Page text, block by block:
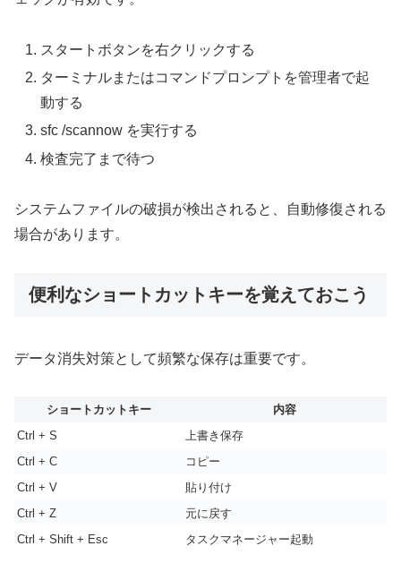
スタートボタンを右クリックする
ターミナルまたはコマンドプロンプトを管理者で起
動する
sfc /scannow を実行する
検査完了まで待つ
システムファイルの破損が検出されると、自動修復される
場合があります。
便利なショートカットキーを覚えておこう
データ消失対策として頻繁な保存は重要です。
ショートカットキー
内容
Ctrl + S
上書き保存
Ctrl + C
コピー
Ctrl + V
貼り付け
Ctrl + Z
元に戻す
Ctrl + Shift + Esc
タスクマネージャー起動